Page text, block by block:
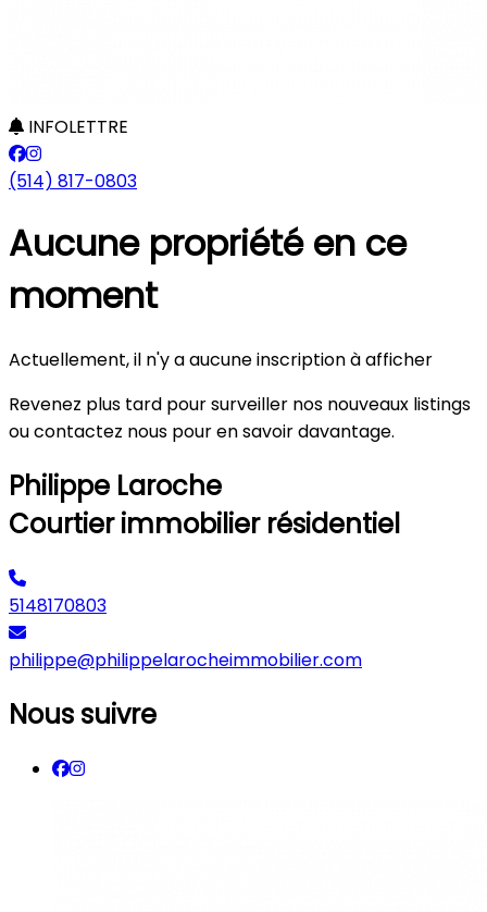
INFOLETTRE
(514) 817-0803
Aucune propriété en ce
moment
Actuellement, il n'y a aucune inscription à afficher
Revenez plus tard pour surveiller nos nouveaux listings
ou contactez nous pour en savoir davantage.
Philippe Laroche
Courtier immobilier résidentiel
5148170803
philippe@philippelarocheimmobilier.com
Nous suivre